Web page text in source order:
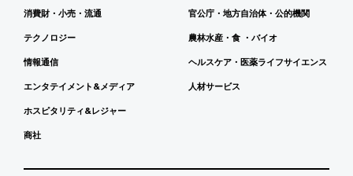
消費財・小売・流通
テクノロジー
情報通信
エンタテイメント&メディア
ホスピタリティ&レジャー
商社
官公庁・地方自治体・公的機関
農林水産・食 ・バイオ
ヘルスケア・医薬ライフサイエンス
人材サービス